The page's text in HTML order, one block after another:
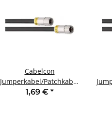
Cabelcon
Jumperkabel/Patchkabel
F-Stecker <-> F-Stecker
1,69 € *